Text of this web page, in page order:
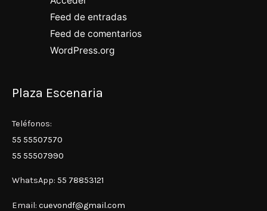
Feed de entradas
Feed de comentarios
WordPress.org
Plaza Escenaria
Teléfonos:
55 55507570
55 55507990
WhatsApp: 55 78853121
Email: cuevondf@gmail.com